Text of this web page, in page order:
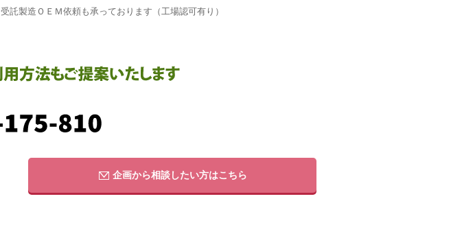
託製造ＯＥＭ依頼も承っております（工場認可有り）
企画から相談したい方はこちら